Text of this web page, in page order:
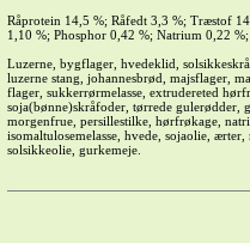
Råprotein 14,5 %; Råfedt 3,3 %; Træstof
1,10 %; Phosphor 0,42 %; Natrium 0,22
Luzerne, bygflager, hvedeklid,
luzerne stang, johannesbrød, majsflager,
flager, sukkerrørmelasse, extrudereted
soja(bønne)skråfoder, tørrede gulerødder,
morgenfrue, persillestilke, hørfrøkage,
isomaltulosemelasse, hvede, sojaolie,
solsikkeolie, gurkemeje.